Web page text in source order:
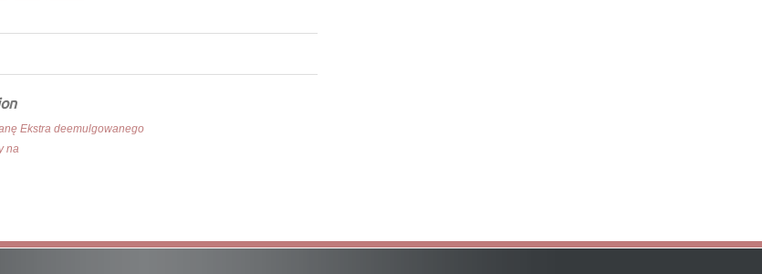
Ekstra deemulgowanego
na